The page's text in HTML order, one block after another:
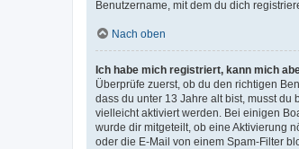
Benutzername, mit dem du dich
Nach oben
Ich habe mich registriert, kann mich
Überprüfe zuerst, ob du den richtigen
dass du unter 13 Jahre alt bist, musst
vielleicht aktiviert werden. Bei einigen
wurde dir mitgeteilt, ob eine Aktivierung
oder die E-Mail von einem Spam-Filter